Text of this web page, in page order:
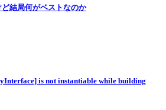
結局何がベストなのか
is not instantiable while building